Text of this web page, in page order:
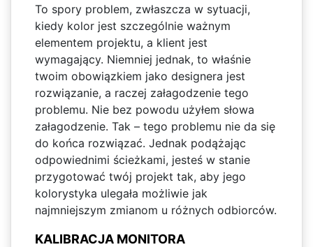
To spory problem, zwłaszcza w sytuacji,
kiedy kolor jest szczególnie ważnym
elementem projektu, a klient jest
wymagający. Niemniej jednak, to właśnie
twoim obowiązkiem jako designera jest
rozwiązanie, a raczej załagodzenie tego
problemu. Nie bez powodu użyłem słowa
załagodzenie. Tak – tego problemu nie da się
do końca rozwiązać. Jednak podążając
odpowiednimi ścieżkami, jesteś w stanie
przygotować twój projekt tak, aby jego
kolorystyka ulegała możliwie jak
najmniejszym zmianom u różnych odbiorców.
KALIBRACJA MONITORA